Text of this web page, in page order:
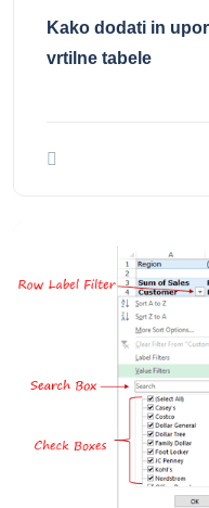
Kako dodati in
vrtilne tabele